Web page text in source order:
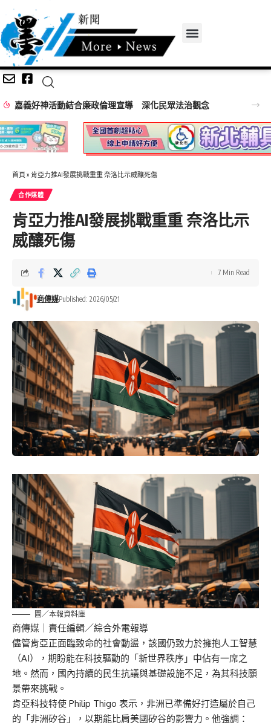
嘉義好神活動結合廉政倫理宣導 深化民眾法治觀念
首頁 » 肯亞力推AI發展挑戰重重 奈洛比示威釀死傷
合作媒體
肯亞力推AI發展挑戰重重 奈洛比示
威釀死傷
商傳媒Published: 2026/05/21
7 Min Read
圖／本報資料庫
商傳媒 ｜責任編輯／綜合外電報導
儘管肯亞正面臨致命的社會動盪，該國仍致力於擁抱人工智慧
（AI），期盼能在科技驅動的「新世界秩序」中佔有一席之
地。然而，國內持續的民生抗議與基礎設施不足，為其科技願
景帶來挑戰。
肯亞科技特使 Philip Thigo 表示，非洲已準備好打造屬於自己
的「非洲矽谷」，以期能比肩美國矽谷的影響力。他強調：